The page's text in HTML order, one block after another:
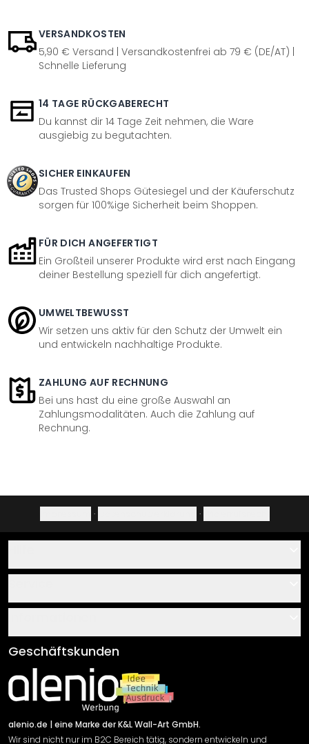
VERSANDKOSTEN
5,90 € Versand | Versandkostenfrei ab 79 € (DE/AT) |
Schnelle Lieferung
14 TAGE RÜCKGABERECHT
Du kannst dir 14 Tage Zeit nehmen, die Ware
ausgiebig zu begutachten.
SICHER EINKAUFEN
Das Trusted Shops Gütesiegel und der Käuferschutz
sorgen für 100%ige Sicherheit beim Shoppen.
FÜR DICH ANGEFERTIGT
Ein Großteil unserer Produkte wird erst nach Eingang
deiner Bestellung speziell für dich angefertigt.
UMWELTBEWUSST
Wir setzen uns aktiv für den Schutz der Umwelt ein
und entwickeln nachhaltige Produkte.
ZAHLUNG AUF RECHNUNG
Bei uns hast du eine große Auswahl an
Zahlungsmodalitäten. Auch die Zahlung auf
Rechnung.
· ·
Über uns
Klebe- und Montageanleitungen
Newsletter An-/Abmeldung
Sendungsverfolgung
AGB
Impressum
Versand & Zahlung
Rücksendung
Geschäftskunden
alenio.de | eine Marke der K&L Wall-Art GmbH.
Wir sind nicht nur im B2C Bereich tätig, sondern entwickeln und